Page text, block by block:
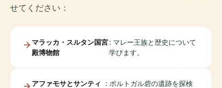
せてください：
マラッカ・スルタン国宮
殿博物館
: マレー王族と歴史について
学びます。
アファモサとサンティ
: ポルトガル砦の遺跡を探検